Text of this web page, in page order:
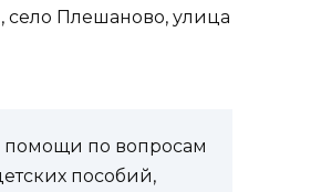
село Плешаново, улица
помощи по вопросам
пособий,